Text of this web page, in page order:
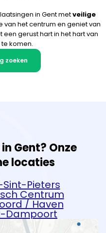
in Gent metveilige
van het centrum en geniet van
gerust hart in het hart van
komen.
zoeken
Gent? Onze
locaties
Pieters
Centrum
/ Haven
Dampoort